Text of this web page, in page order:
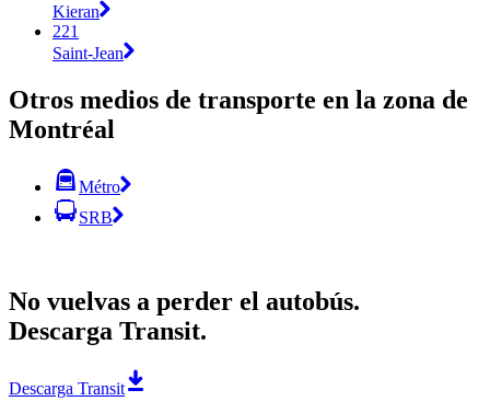
Kieran
221
Saint-Jean
Otros medios de transporte en la zona de
Montréal
Métro
SRB
No vuelvas a perder el autobús.
Descarga Transit.
Descarga Transit